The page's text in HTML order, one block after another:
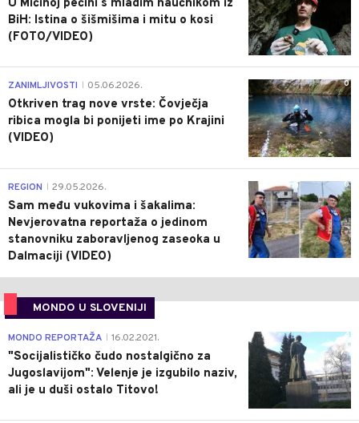
U Mićinoj pećini s mladim naučnikom iz
BiH: Istina o šišmišima i mitu o kosi
(FOTO/VIDEO)
0
ZANIMLJIVOSTI 05.06.2026.
Otkriven trag nove vrste: Čovječja
ribica mogla bi ponijeti ime po Krajini
(VIDEO)
0
REGION 29.05.2026.
Sam među vukovima i šakalima:
Nevjerovatna reportaža o jedinom
stanovniku zaboravljenog zaseoka u
Dalmaciji (VIDEO)
MONDO U SLOVENIJI
4
MONDO REPORTAŽA 16.02.2021.
"Socijalističko čudo nostalgično za
Jugoslavijom": Velenje je izgubilo naziv,
ali je u duši ostalo Titovo!